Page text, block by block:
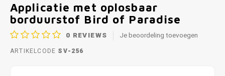
Applicatie met oplosbaar
borduurstof Bird of Paradise
0 REVIEWS Je beoordeling toevoegen
ARTIKELCODE SV-256